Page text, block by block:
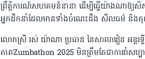
ព្រឹត្តិការណ៍សហគមន៍នានា ដើម្បីធ្វើយ៉ាងណាឱ្យ
អ្នកដឹកនាំដែលមានទាំងចំណេះដឹង សីលធម៌ និងគុ
លោកស្រី រស់ យ៉ាណា ប្រធាន នៃសាលារៀន អន្តរទ្
ភាពZumbathon 2025 មិនត្រឹមតែជាការរាំស